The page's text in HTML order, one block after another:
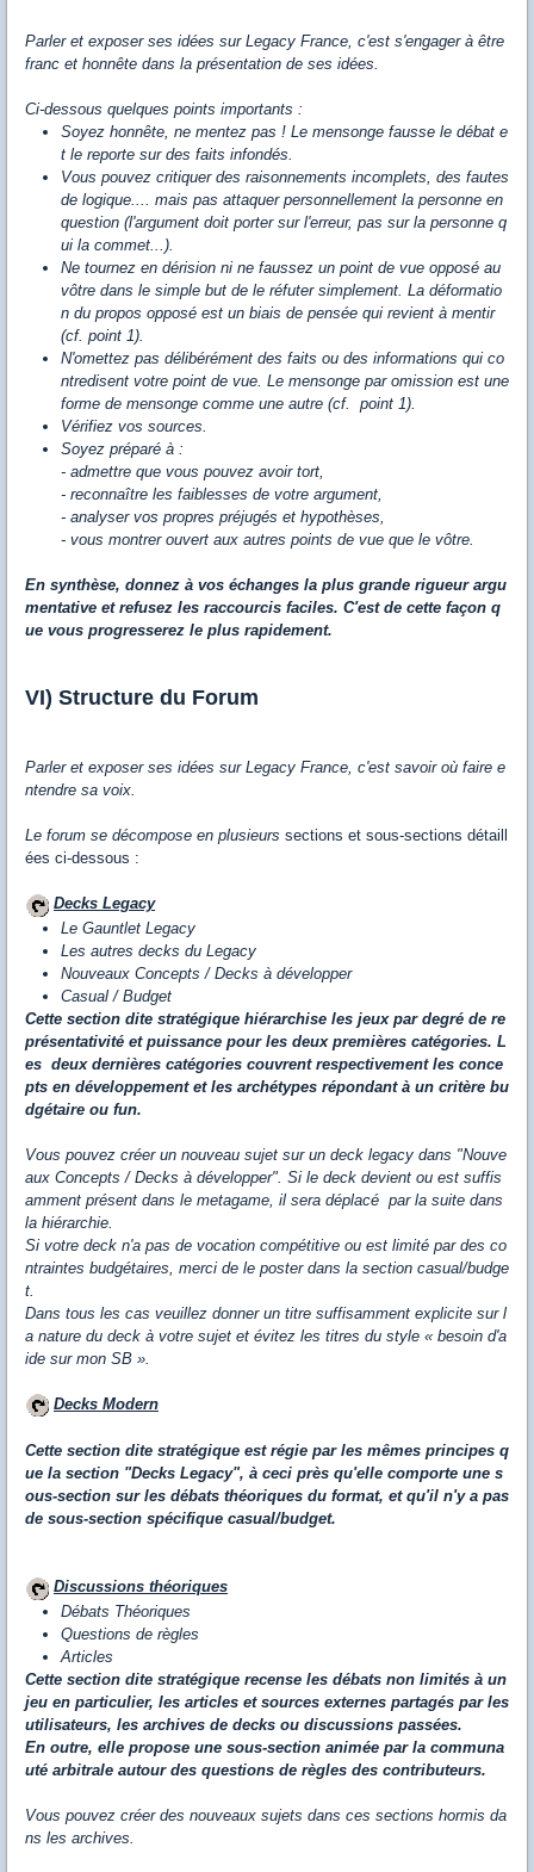
Parler et exposer ses idées sur Legacy France, c'est s'engager à être
franc et honnête dans la présentation de ses idées.
Ci-dessous quelques points importants :
Soyez honnête, ne mentez pas ! Le mensonge fausse le débat e
t le reporte sur des faits infondés.
Vous pouvez critiquer des raisonnements incomplets, des fautes
de logique.... mais pas attaquer personnellement la personne en
question (l'argument doit porter sur l'erreur, pas sur la personne q
ui la commet...).
Ne tournez en dérision ni ne faussez un point de vue opposé au
vôtre dans le simple but de le réfuter simplement. La déformatio
n du propos opposé est un biais de pensée qui revient à mentir
(cf. point 1).
N'omettez pas délibérément des faits ou des informations qui co
ntredisent votre point de vue. Le mensonge par omission est une
forme de mensonge comme une autre (cf. point 1).
Vérifiez vos sources.
Soyez préparé à :
- admettre que vous pouvez avoir tort,
- reconnaître les faiblesses de votre argument,
- analyser vos propres préjugés et hypothèses,
- vous montrer ouvert aux autres points de vue que le vôtre.
En synthèse, donnez à vos échanges la plus grande rigueur argu
mentative et refusez les raccourcis faciles. C'est de cette façon q
ue vous progresserez le plus rapidement.
VI) Structure du Forum
Parler et exposer ses idées sur Legacy France, c'est savoir où faire e
ntendre sa voix.
Le forum se décompose en plusieurs sections et sous-sections détaill
ées ci-dessous :
Decks Legacy
Le Gauntlet Legacy
Les autres decks du Legacy
Nouveaux Concepts / Decks à développer
Casual / Budget
Cette section dite stratégique hiérarchise les jeux par degré de re
présentativité et puissance pour les deux premières catégories. L
es deux dernières catégories couvrent respectivement les conce
pts en développement et les archétypes répondant à un critère bu
dgétaire ou fun.
Vous pouvez créer un nouveau sujet sur un deck legacy dans "Nouve
aux Concepts / Decks à développer". Si le deck devient ou est suffis
amment présent dans le metagame, il sera déplacé par la suite dans
la hiérarchie.
Si votre deck n'a pas de vocation compétitive ou est limité par des co
ntraintes budgétaires, merci de le poster dans la section casual/budge
t.
Dans tous les cas veuillez donner un titre suffisamment explicite sur l
a nature du deck à votre sujet et évitez les titres du style « besoin d'a
ide sur mon SB ».
Decks Modern
Cette section dite stratégique est régie par les mêmes principes q
ue la section "Decks Legacy", à ceci près qu'elle comporte une s
ous-section sur les débats théoriques du format, et qu'il n'y a pas
de sous-section spécifique casual/budget.
Discussions théoriques
Débats Théoriques
Questions de règles
Articles
Cette section dite stratégique recense les débats non limités à un
jeu en particulier, les articles et sources externes partagés par les
utilisateurs, les archives de decks ou discussions passées.
En outre, elle propose une sous-section animée par la communa
uté arbitrale autour des questions de règles des contributeurs.
Vous pouvez créer des nouveaux sujets dans ces sections hormis da
ns les archives.